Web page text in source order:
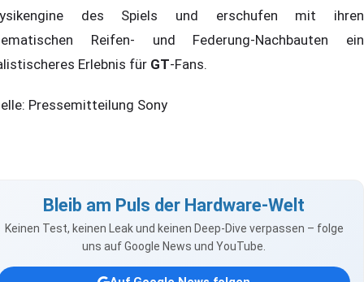
des Spiels und erschufen mit ihren
Reifen- und Federung-Nachbauten ein
Erlebnis für GT-Fans.
Pressemitteilung Sony
Bleib am Puls der Hardware-Welt
Keinen Test, keinen Leak und keinen Deep-Dive verpassen – folge
uns auf Google News und YouTube.